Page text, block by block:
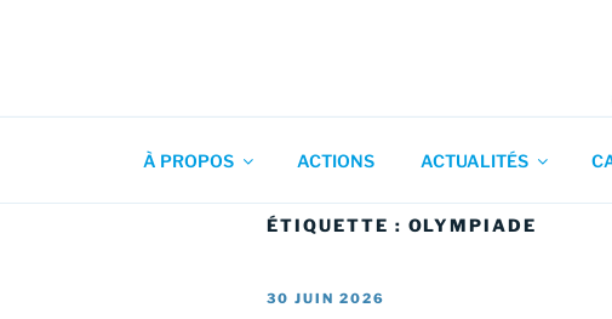
Association pour l'Animation en
À PROPOS ACTIONS ACTUALITÉS
ÉTIQUETTE : OLYMPIADE
PUBLIÉ
30 JUIN 2026